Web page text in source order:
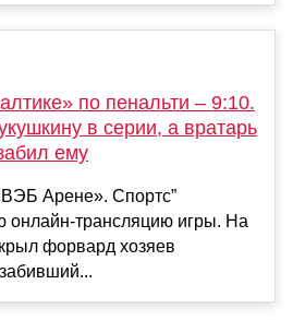
по пенальти – 9:10.
в серии, а вратарь
ему
Арене». Спортс”
онлайн-трансляцию игры. На
форвард хозяев